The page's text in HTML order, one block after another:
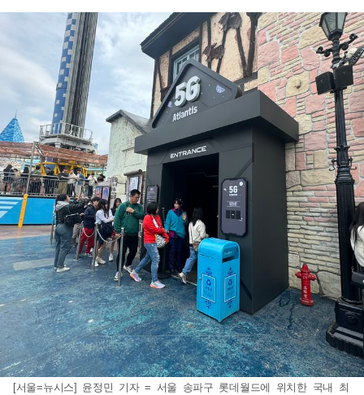
[서울=뉴시스] 윤정민 기자 = 서울 송파구 롯데월드에 위치한 국내 최